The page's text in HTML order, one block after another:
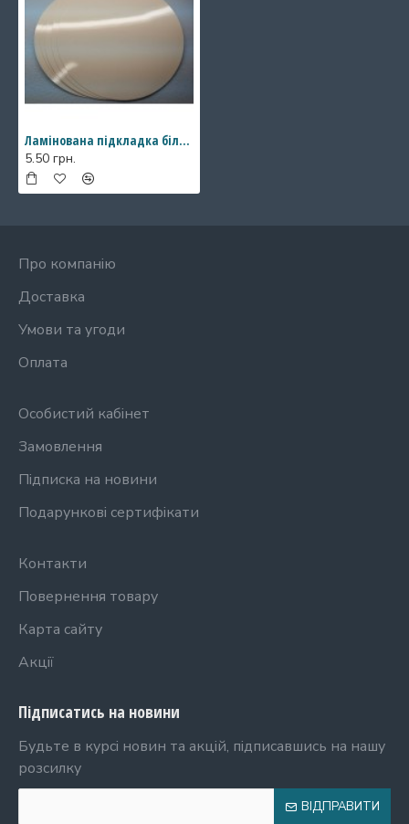
Ламінована підкладка біла, діаметр 200 мм
5.50 грн.
Про компанію
Доставка
Умови та угоди
Оплата
Особистий кабінет
Замовлення
Підписка на новини
Подарункові сертифікати
Контакти
Повернення товару
Карта сайту
Акції
Підписатись на новини
Будьте в курсі новин та акцій, підписавшись на нашу
розсилку
ВІДПРАВИТИ